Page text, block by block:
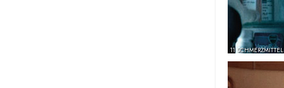
11 SCHMERZMITTEL